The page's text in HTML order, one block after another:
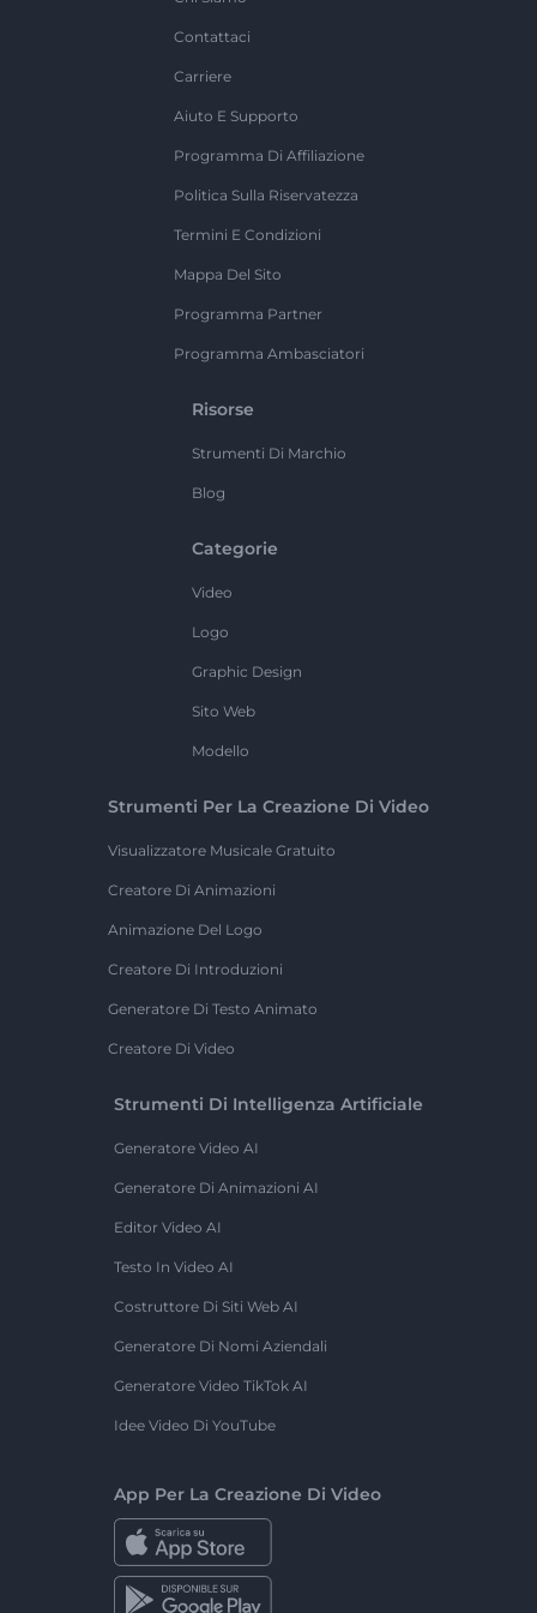
Contattaci
Carriere
Aiuto E Supporto
Programma Di Affiliazione
Politica Sulla Riservatezza
Termini E Condizioni
Mappa Del Sito
Programma Partner
Programma Ambasciatori
Risorse
Strumenti Di Marchio
Blog
Categorie
Video
Logo
Graphic Design
Sito Web
Modello
Strumenti Per La Creazione Di Video
Visualizzatore Musicale Gratuito
Creatore Di Animazioni
Animazione Del Logo
Creatore Di Introduzioni
Generatore Di Testo Animato
Creatore Di Video
Strumenti Di Intelligenza Artificiale
Generatore Video AI
Generatore Di Animazioni AI
Editor Video AI
Testo In Video AI
Costruttore Di Siti Web AI
Generatore Di Nomi Aziendali
Generatore Video TikTok AI
Idee Video Di YouTube
App Per La Creazione Di Video